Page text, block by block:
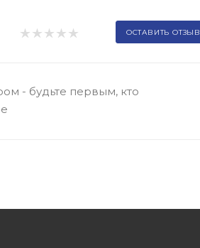
ОСТАВИТЬ ОТЗЫВ
- будьте первым, кто